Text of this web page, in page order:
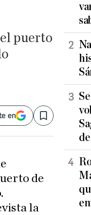
puerto
en Save
de
la